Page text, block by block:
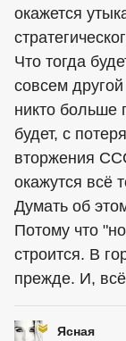
окажется
Что тогда
совсем
никто больше
будет, с
вторжения
окажутся всё
Думать об
Потому что
строится. В
прежде. И,
Ясная